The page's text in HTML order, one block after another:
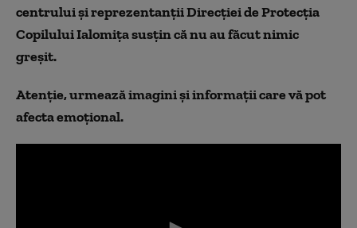
centrului și reprezentanții Direcției de Protecția
Copilului Ialomița susțin că nu au făcut nimic
greșit.
Atenție, urmează imagini și informații care vă pot
afecta emoțional.